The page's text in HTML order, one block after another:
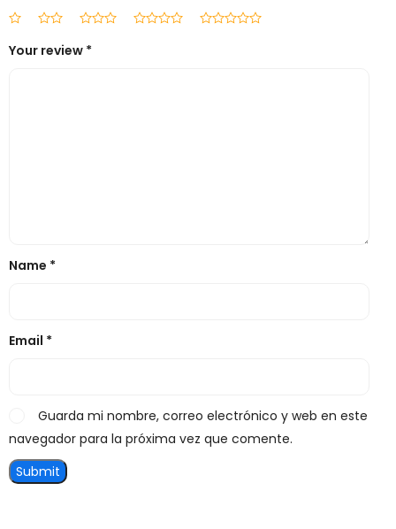
Your review *
Name *
Email *
Guarda mi nombre, correo electrónico y web en este
navegador para la próxima vez que comente.